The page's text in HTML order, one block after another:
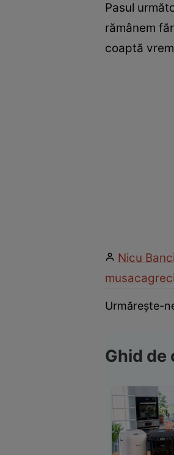
Pasul
rămânem
coaptă
Nicu
musaca
Urmărește-
Ghid de